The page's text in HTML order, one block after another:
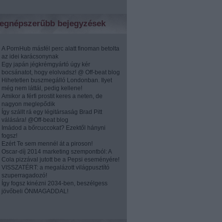
bejegyzések
A PornHub másfél perc alatt finoman betolta
az idei karácsonynak
Egy japán jégkrémgyártó úgy kér
bocsánatot, hogy elolvadsz! @ Off-beat blog
Hihetetlen buszmegálló Londonban. Ilyet
még nem láttál, pedig kellene!
Amikor a férfi prostit keres a neten, de
nagyon meglepődik
Így szállt rá egy légitársaság Brad Pitt
válására! @Off-beat blog
Imádod a bőrcuccokat? Ezektől hányni
fogsz!
Ezért Te sem mennél át a piroson!
Oscar-díj 2014 marketing szempontból: A
Cola pizzával jutott be a Pepsi eseményére!
VISSZATÉRT: a megalázott világpusztító
szuperragadozó!
Így fogsz kinézni 2034-ben, beszélgess
jövőbeli ÖNMAGADDAL!